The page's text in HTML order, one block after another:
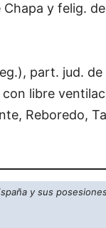
y felig.
part. jud.
libre
Reboredo,
y sus